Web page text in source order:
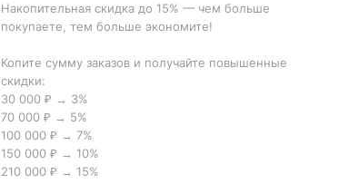
Накопительная скидка до 15% — чем больше
покупаете, тем больше экономите!
Копите сумму заказов и получайте повышенные
скидки:
30 000 ₽ → 3%
70 000 ₽ → 5%
100 000 ₽ → 7%
150 000 ₽ → 10%
210 000 ₽ → 15%